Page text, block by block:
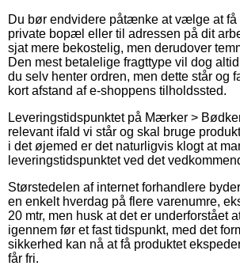
Du bør endvidere påtænke at vælge at få
private bopæl eller til adressen på dit
sjat mere bekostelig, men derudover
Den mest betalelige fragttype vil dog
du selv henter ordren, men dette står og
kort afstand af e-shoppens tilholdssted.
Leveringstidspunktet på Mærker >
relevant ifald vi står og skal bruge
i det øjemed er det naturligvis klogt at
leveringstidspunktet ved det
Størstedelen af internet forhandlere
en enkelt hverdag på flere varenumre,
20 mtr, men husk at det er underforstået
igennem før et fast tidspunkt, med det
sikkerhed kan nå at få produktet
får fri.